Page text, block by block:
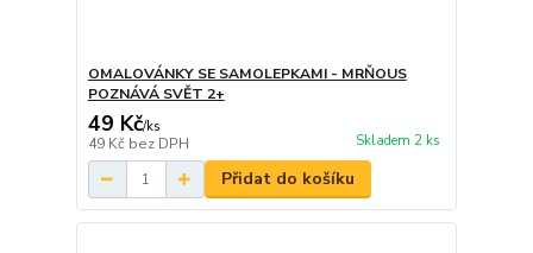
OMALOVÁNKY SE SAMOLEPKAMI - MRŇOUS
POZNÁVÁ SVĚT 2+
49 Kč/ks
49 Kč bez DPH Skladem 2 ks
Přidat do košíku